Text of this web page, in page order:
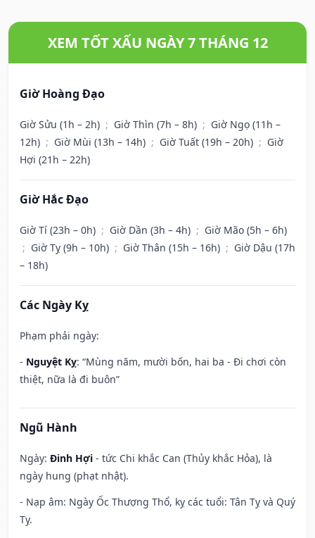
XEM TỐT XẤU NGÀY 7 THÁNG 12
Giờ Hoàng Đạo
Giờ Sửu (1h – 2h) ; Giờ Thìn (7h – 8h) ; Giờ Ngọ (11h –
12h) ; Giờ Mùi (13h – 14h) ; Giờ Tuất (19h – 20h) ; Giờ
Hợi (21h – 22h)
Giờ Hắc Đạo
Giờ Tí (23h – 0h) ; Giờ Dần (3h – 4h) ; Giờ Mão (5h – 6h)
; Giờ Tỵ (9h – 10h) ; Giờ Thân (15h – 16h) ; Giờ Dậu (17h
– 18h)
Các Ngày Kỵ
Phạm phải ngày:
- Nguyệt Kỵ: “Mùng năm, mười bốn, hai ba - Đi chơi còn
thiệt, nữa là đi buôn”
Ngũ Hành
Ngày: Đinh Hợi - tức Chi khắc Can (Thủy khắc Hỏa), là
ngày hung (phạt nhật).
- Nạp âm: Ngày Ốc Thượng Thổ, kỵ các tuổi: Tân Tỵ và Quý
Tỵ.